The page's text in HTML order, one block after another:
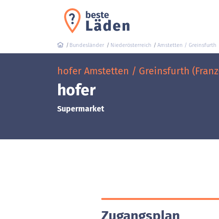
Bundesländer Niederösterreich Amstetten / Greinsfurth
hofer Amstetten / Greinsfurth
hofer
Supermarket